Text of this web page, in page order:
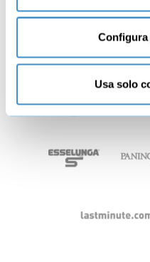
funzionamento del sito.
Usa solo